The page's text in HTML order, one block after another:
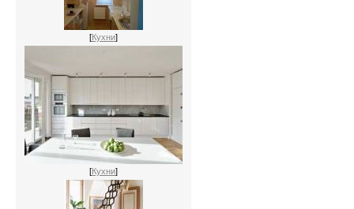
[Кухни]
[Кухни]